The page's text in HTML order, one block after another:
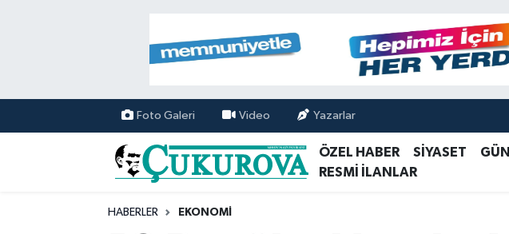
Foto Galeri Video Yazarlar
ÖZEL HABER SİYASET
RESMİ İLANLAR
HABERLER EKONOMİ
Mersin Nöbetçi Eczaneler
Mersin Hava Durumu
Mersin Namaz Vakitleri
Mersin Trafik Yoğunluk Haritası